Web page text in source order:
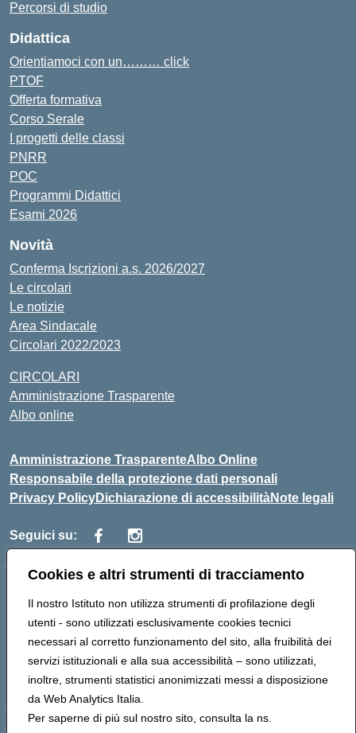
Cookies e altri strumenti di tracciamento
Il nostro Istituto non utilizza strumenti di profilazione degli
utenti - sono utilizzati esclusivamente cookies tecnici
necessari al corretto funzionamento del sito, alla fruibilità dei
servizi istituzionali e alla sua accessibilità – sono utilizzati,
inoltre, strumenti statistici anonimizzati messi a disposizione
da Web Analytics Italia.
Per saperne di più sul nostro sito, consulta la ns.
Percorsi di studio
Didattica
Orientiamoci con un……… click
PTOF
Offerta formativa
Corso Serale
I progetti delle classi
PNRR
POC
Programmi Didattici
Esami 2026
Novità
Conferma Iscrizioni a.s. 2026/2027
Le circolari
Le notizie
Area Sindacale
Circolari 2022/2023
CIRCOLARI
Amministrazione Trasparente
Albo online
Amministrazione TrasparenteAlbo Online
Responsabile della protezione dati personali
Privacy PolicyDichiarazione di accessibilitàNote legali
Seguici su:
Centralino:+39091585089 Email:pais03600r@istruzione.it
Posta elettronica certificata (PEC):pais03600r@pec.istruzione.it